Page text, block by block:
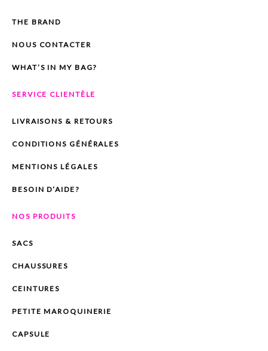
THE BRAND
NOUS CONTACTER
WHAT’S IN MY BAG?
SERVICE CLIENTÈLE
LIVRAISONS & RETOURS
CONDITIONS GÉNÉRALES
MENTIONS LÉGALES
BESOIN D’AIDE?
NOS PRODUITS
SACS
CHAUSSURES
CEINTURES
PETITE MAROQUINERIE
CAPSULE